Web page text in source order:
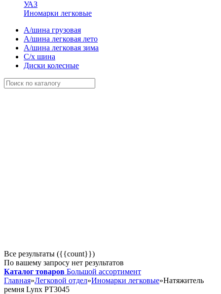
УАЗ
Иномарки легковые
А/шина грузовая
А/шина легковая лето
А/шина легковая зима
С/х шина
Диски колесные
Все результаты ({{count}})
По вашему запросу нет результатов
Каталог товаров Большой ассортимент
Главная»Легковой отдел»Иномарки легковые»Натяжитель
ремня Lynx PT3045